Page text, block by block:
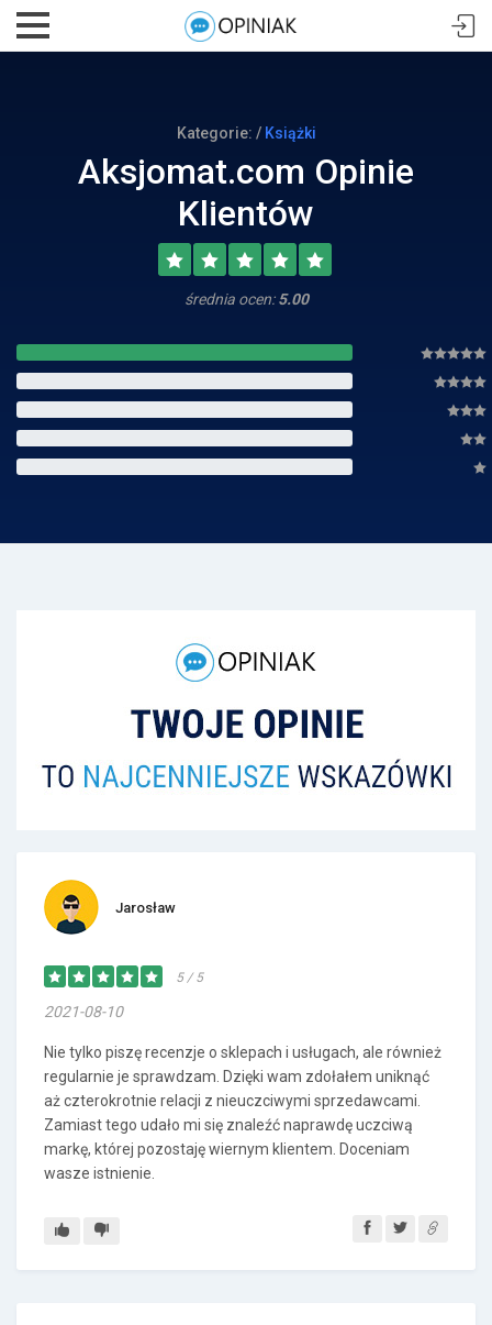
Kategorie: / Książki
Aksjomat.com Opinie
Klientów
średnia ocen:5.00
Jarosław
5 / 5
2021-08-10
Nie tylko piszę recenzje o sklepach i usługach, ale również
regularnie je sprawdzam. Dzięki wam zdołałem uniknąć
aż czterokrotnie relacji z nieuczciwymi sprzedawcami.
Zamiast tego udało mi się znaleźć naprawdę uczciwą
markę, której pozostaję wiernym klientem. Doceniam
wasze istnienie.